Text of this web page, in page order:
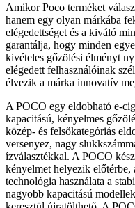
Amikor Poco terméket
hanem egy olyan márkába
elégedettséget és a kiváló
garantálja, hogy minden
kivételes gőzölési élményt
elégedett felhasználóinak
élvezik a márka innovatív
A POCO egy eldobható e-
kapacitású, kényelmes
közép- és felsőkategóriás
versenyez, nagy
ízválasztékkal. A POCO
kényelmet helyezik előtérbe,
technológia használata a
nagyobb kapacitású